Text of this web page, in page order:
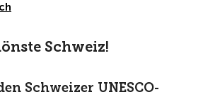
Schweiz!
Schweizer UNESCO-